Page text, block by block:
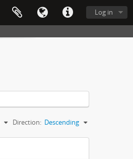
Log in
Direction: Descending